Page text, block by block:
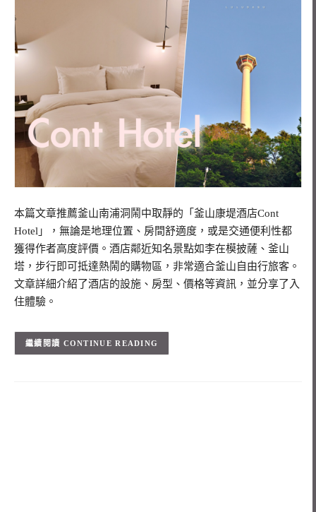
本篇文章推薦釜山南浦洞鬧中取靜的「釜山康堤酒店Cont
Hotel」，無論是地理位置、房間舒適度，或是交通便利性都
獲得作者高度評價。酒店鄰近知名景點如李在模披薩、釜山
塔，步行即可抵達熱鬧的購物區，非常適合釜山自由行旅客。
文章詳細介紹了酒店的設施、房型、價格等資訊，並分享了入
住體驗。
CONTINUE READING